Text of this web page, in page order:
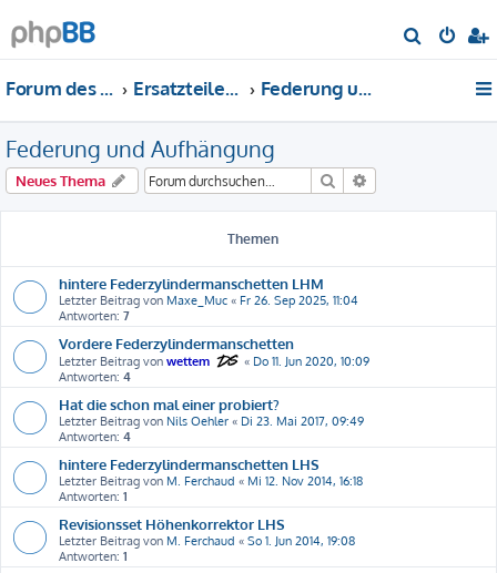
u
Forum des DS-Club Deutschland e.V. Ersatzteile-Bewertung Federung und Aufhängung
Federung und Aufhängung
Neues Thema Suche
Themen
hintere Federzylindermanschetten LHM
Letzter Beitrag von Maxe_Muc « Fr 26. Sep 2025, 11:04
Antworten: 7
Vordere Federzylindermanschetten
Letzter Beitrag von wettem « Do 11. Jun 2020, 10:09
Antworten: 4
Hat die schon mal einer probiert?
Letzter Beitrag von Nils Oehler « Di 23. Mai 2017, 09:49
Antworten: 4
hintere Federzylindermanschetten LHS
Letzter Beitrag von M. Ferchaud « Mi 12. Nov 2014, 16:18
Antworten: 1
Revisionsset Höhenkorrektor LHS
Letzter Beitrag von M. Ferchaud « So 1. Jun 2014, 19:08
Antworten: 1